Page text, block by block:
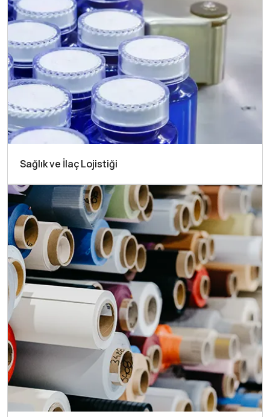
Sağlık ve İlaç Lojistiği